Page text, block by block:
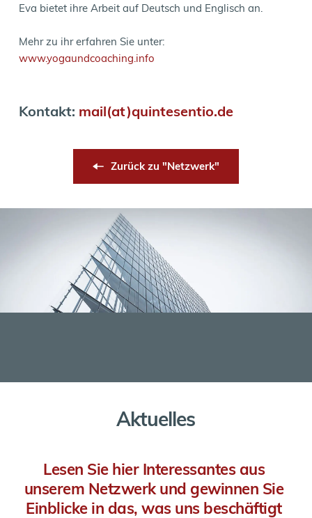
Eva bietet ihre Arbeit auf Deutsch und Englisch an.
Mehr zu ihr erfahren Sie unter:
www.yogaundcoaching.info
Kontakt: mail(at)quintesentio.de
Zurück zu "Netzwerk"
Aktuelles
Lesen Sie hier Interessantes aus
unserem Netzwerk und gewinnen Sie
Einblicke in das, was uns beschäftigt